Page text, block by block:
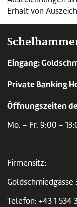
Erhalt von
Eingang:
Private Banking
Öffnungszeiten
Mo. - Fr. 9:00 -
Firmensitz:
Goldschmiedgasse
Telefon: +43 1 534